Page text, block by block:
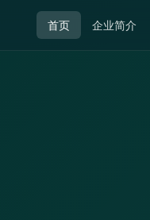
首页 企业简介